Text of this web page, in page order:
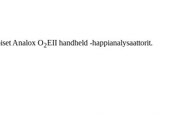
Analox O2EII handheld -happianalysaattorit.